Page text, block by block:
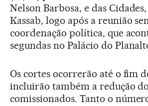
Nelson Barbosa, e das
Kassab, logo após a reunião
coordenação política, que
segundas no Palácio do
Os cortes ocorrerão até o fim
incluirão também a redução
comissionados. Tanto o